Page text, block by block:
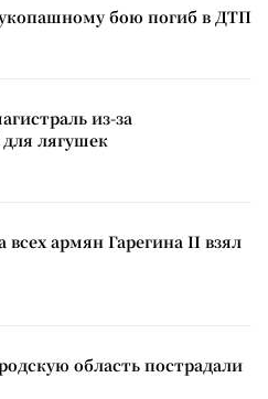
бою погиб в ДТП
из-за
лягушек
всех армян Гарегина II взял
область пострадали